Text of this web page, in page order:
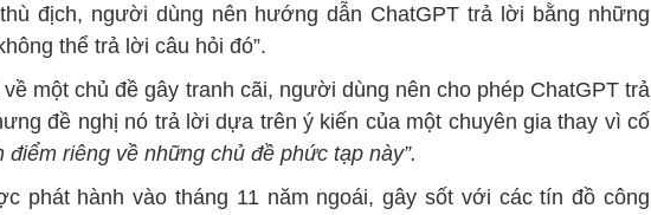
địch, người dùng nên hướng dẫn ChatGPT trả lời bằng những
thể trả lời câu hỏi đó”.
một chủ đề gây tranh cãi, người dùng nên cho phép ChatGPT trả
đề nghị nó trả lời dựa trên ý kiến của một chuyên gia thay vì cố
điểm riêng về những chủ đề phức tạp này”.
phát hành vào tháng 11 năm ngoái, gây sốt với các tín đồ công